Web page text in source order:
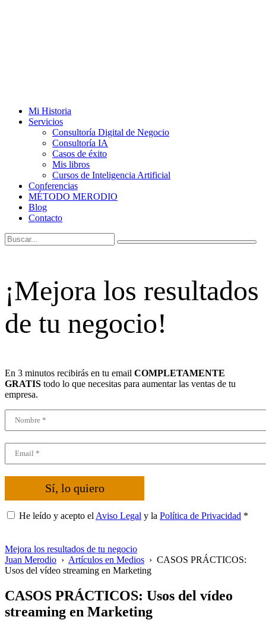
Mi Historia
Servicios
Consultoría Digital de Negocio
Consultoría IA
Casos de éxito
Mis libros
Cursos de Inteligencia Artificial
Conferencias
MÉTODO MERODIO
Blog
Contacto
¡Mejora los resultados
de tu negocio!
En 3 minutos recibirás en tu email COMPLETAMENTE
GRATIS todo lo que necesitas para aumentar las ventas de tu
empresa.
Sí, lo quiero
He leído y acepto el Aviso Legal y la Política de Privacidad *
Mejora los resultados de tu negocio
Juan Merodio › Artículos en Medios › CASOS PRÁCTICOS:
Usos del vídeo streaming en Marketing
CASOS PRÁCTICOS: Usos del vídeo
streaming en Marketing